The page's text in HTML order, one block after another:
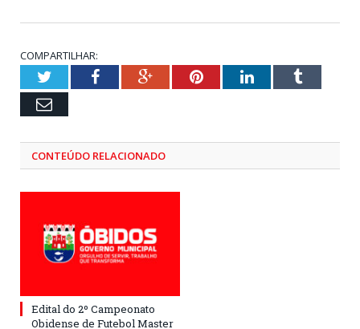
COMPARTILHAR:
TwitterFacebookGoogle+PinterestLinkedInTumblr
Email
CONTEÚDO RELACIONADO
Edital do 2º Campeonato
Obidense de Futebol Master